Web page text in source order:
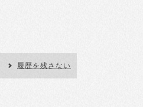
履歴を残さない